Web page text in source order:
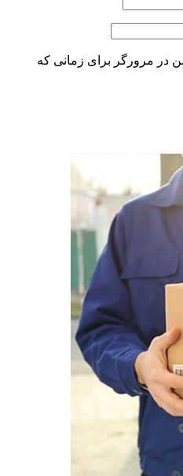
در مرورگر برای زمانی که